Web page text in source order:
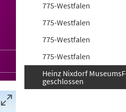
775-Westfalen
775-Westfalen
775-Westfalen
775-Westfalen
Heinz Nixdorf
geschlossen